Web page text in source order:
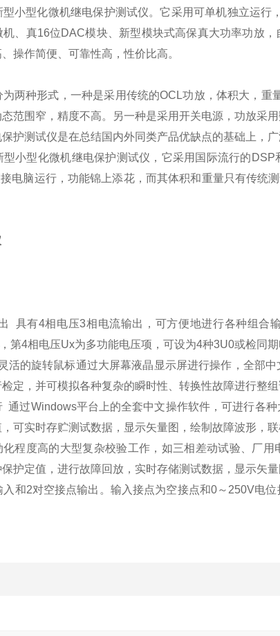
小型化微机继电保护测试仪。它采用可单机独立运行
、真16位DAC模块、新型模块式高保真大功率功放
操作简便、可靠性高，性价比高。
两种形式，一种是采用传统的OCL功放，体积大，重
范围窄，精度不高。另一种是采用开关电源，功放采
护测试仪是在总结国内外同类产品优缺点的基础上，
小型化微机继电保护测试仪，它采用国际流行的
电脑运行，功能锦上添花，而其体积和重量只有传统
具有4相电压3相电流输出，可方便地进行各种组合
第4相电压Ux为多功能电压项，可设为4种3U0或检同
的旋转鼠标通过大屏幕液晶显示屏进行操作，全部
定，并可模拟各种复杂的瞬时性、转换性故障进行整
过Windows平台上的全套中文操作软件，可进行各
可实时存贮测试数据，显示矢量图，绘制故障波形，联
程度高的大型复杂校验工作，如三相差动试验、厂用
护定值，进行故障回放，实时存储测试数据，显示矢量
和2对空接点输出。输入接点为空接点和0～250V电